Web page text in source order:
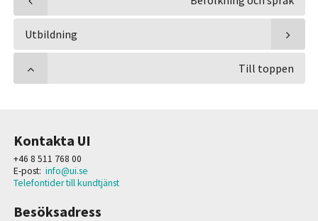
Utbildning
Till toppen
Kontakta UI
+46 8 511 768 00
E-post: info@ui.se
Telefontider till kundtjänst
Besöksadress